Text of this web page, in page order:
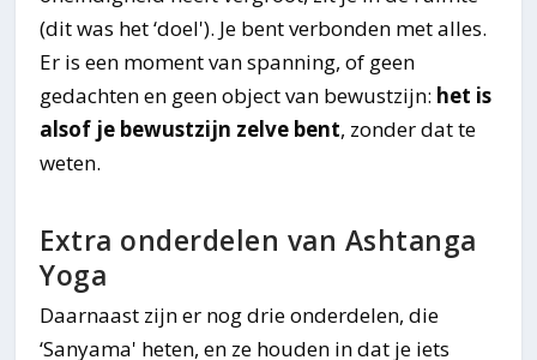
(dit was het ‘doel'). Je bent verbonden met alles.
Er is een moment van spanning, of geen
gedachten en geen object van bewustzijn: het is
alsof je bewustzijn zelve bent, zonder dat te
weten.
Extra onderdelen van Ashtanga
Yoga
Daarnaast zijn er nog drie onderdelen, die
‘Sanyama' heten, en ze houden in dat je iets